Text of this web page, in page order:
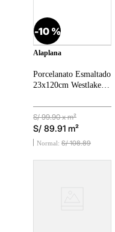
y exteriores.
Apto para
exteriores.
Fácil limpieza y
baja absorción
Junta mínima: 3
Mostrar más
-10 %
alaplana
Porcelanato Esmaltado
23x120cm Westlake
S/99.90x m²
S/ 89.91 m²
S/ 108.89